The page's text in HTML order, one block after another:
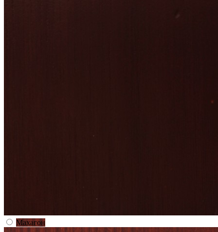
Махагон